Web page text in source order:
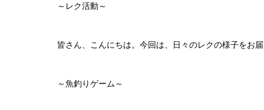
～レク活動～
皆さん、こんにちは。今回は、日々のレクの様子をお
～魚釣りゲーム～